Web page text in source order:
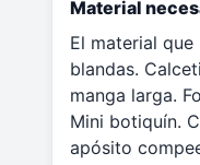
Material
El material
blandas.
manga larga.
Mini botiquín.
apósito